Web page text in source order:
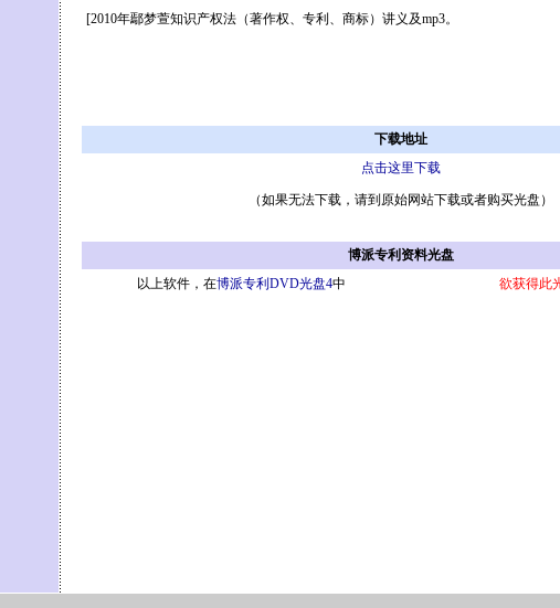
[2010年鄢梦萱知识产权法（著作权、专利、商标）讲义及mp3。
下载地址
点击这里下载
（如果无法下载，请到原始网站下载或者购买光盘）
博派专利资料光盘
以上软件，在博派专利DVD光盘4中 欲获得此